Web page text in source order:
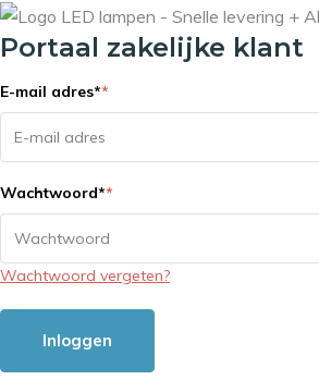
Portaal zakelijke klant
E-mail adres**
Wachtwoord**
Wachtwoord vergeten?
Inloggen